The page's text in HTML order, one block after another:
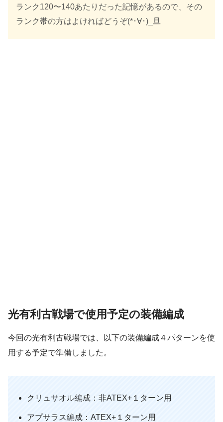
ランク120〜140あたりだった記憶があるので、その
ランク帯の方はよければどうぞ(*･∀･)_旦
光有利古戦場で使用予定の装備編成
今回の光有利古戦場では、以下の装備編成４パターンを使
用する予定で準備しました。
クリュサオル編成：非ATEX+１ターン用
アプサラス編成：ATEX+１ターン用